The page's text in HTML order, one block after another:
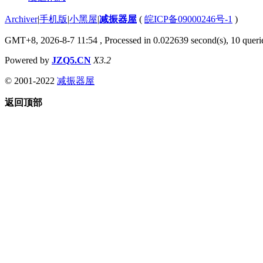
Archiver|手机版|小黑屋|减振器屋 ( 皖ICP备09000246号-1 )
GMT+8, 2026-8-7 11:54 , Processed in 0.022639 second(s), 10
Powered by JZQ5.CN X3.2
© 2001-2022 减振器屋
返回顶部